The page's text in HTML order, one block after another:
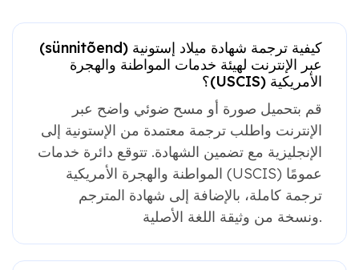
كيفية ترجمة شهادة ميلاد إستونية (sünnitõend)
عبر الإنترنت لهيئة خدمات المواطنة والهجرة
الأمريكية (USCIS)؟
قم بتحميل صورة أو مسح ضوئي واضح عبر
الإنترنت واطلب ترجمة معتمدة من الإستونية إلى
الإنجليزية مع تضمين الشهادة. تتوقع دائرة خدمات
المواطنة والهجرة الأمريكية (USCIS) عمومًا
ترجمة كاملة، بالإضافة إلى شهادة المترجم
ونسخة من وثيقة اللغة الأصلية.